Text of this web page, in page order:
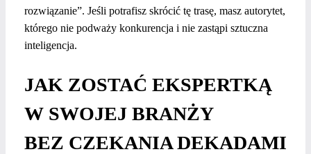
rozwiązanie”. Jeśli potrafisz skrócić tę trasę, masz autorytet,
którego nie podważy konkurencja i nie zastąpi sztuczna
inteligencja.
JAK ZOSTAĆ EKSPERTKĄ
W SWOJEJ BRANŻY
BEZ CZEKANIA DEKADAMI